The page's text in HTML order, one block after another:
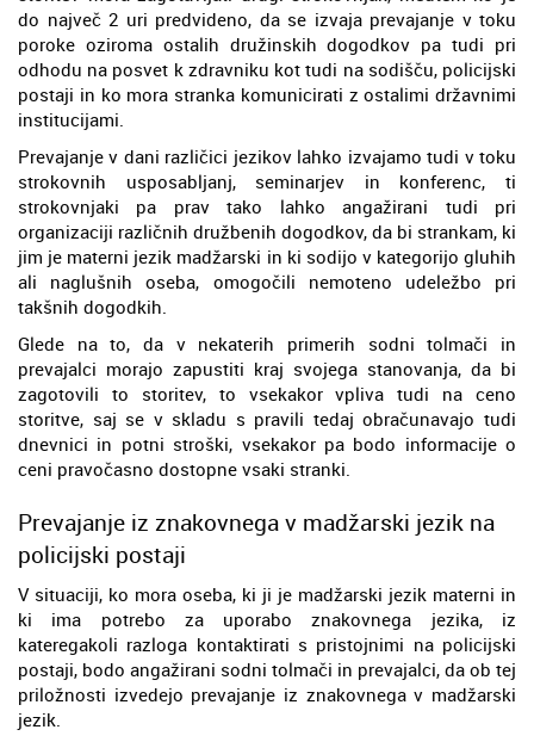
do največ 2 uri predvideno, da se izvaja prevajanje v toku
poroke oziroma ostalih družinskih dogodkov pa tudi pri
odhodu na posvet k zdravniku kot tudi na sodišču, policijski
postaji in ko mora stranka komunicirati z ostalimi državnimi
institucijami.
Prevajanje v dani različici jezikov lahko izvajamo tudi v toku
strokovnih usposabljanj, seminarjev in konferenc, ti
strokovnjaki pa prav tako lahko angažirani tudi pri
organizaciji različnih družbenih dogodkov, da bi strankam, ki
jim je materni jezik madžarski in ki sodijo v kategorijo gluhih
ali naglušnih oseba, omogočili nemoteno udeležbo pri
takšnih dogodkih.
Glede na to, da v nekaterih primerih sodni tolmači in
prevajalci morajo zapustiti kraj svojega stanovanja, da bi
zagotovili to storitev, to vsekakor vpliva tudi na ceno
storitve, saj se v skladu s pravili tedaj obračunavajo tudi
dnevnici in potni stroški, vsekakor pa bodo informacije o
ceni pravočasno dostopne vsaki stranki.
Prevajanje iz znakovnega v madžarski jezik na
policijski postaji
V situaciji, ko mora oseba, ki ji je madžarski jezik materni in
ki ima potrebo za uporabo znakovnega jezika, iz
kateregakoli razloga kontaktirati s pristojnimi na policijski
postaji, bodo angažirani sodni tolmači in prevajalci, da ob tej
priložnosti izvedejo prevajanje iz znakovnega v madžarski
jezik.